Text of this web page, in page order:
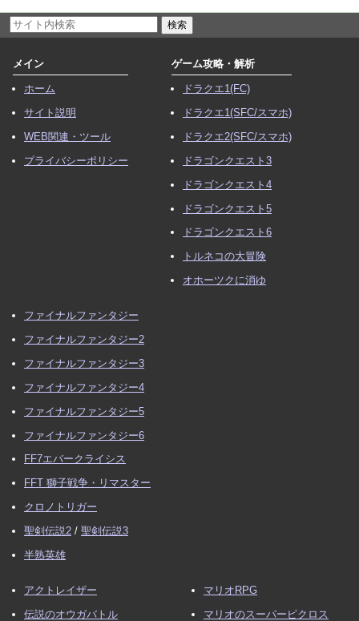
メイン
ホーム
サイト説明
WEB関連・ツール
プライバシーポリシー
ゲーム攻略・解析
ドラクエ1(FC)
ドラクエ1(SFC/スマホ)
ドラクエ2(SFC/スマホ)
ドラゴンクエスト3
ドラゴンクエスト4
ドラゴンクエスト5
ドラゴンクエスト6
トルネコの大冒険
オホーツクに消ゆ
ファイナルファンタジー
ファイナルファンタジー2
ファイナルファンタジー3
ファイナルファンタジー4
ファイナルファンタジー5
ファイナルファンタジー6
FF7エバークライシス
FFT 獅子戦争・リマスター
クロノトリガー
聖剣伝説2 / 聖剣伝説3
半熟英雄
アクトレイザー
伝説のオウガバトル
マリオRPG
マリオのスーパーピクロス